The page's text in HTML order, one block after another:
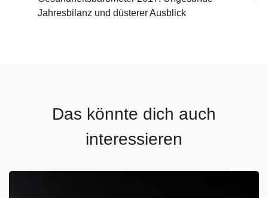
Jahresbilanz und düsterer Ausblick
Das könnte dich auch
interessieren